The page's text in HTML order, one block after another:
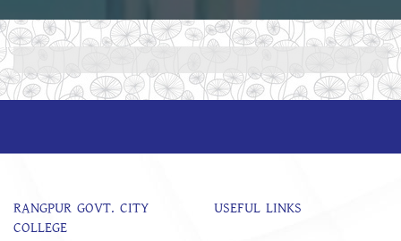
RANGPUR GOVT. CITY
COLLEGE
USEFUL LINKS